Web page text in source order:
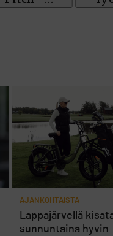
AJANKOHTAISTA
Lappajärvellä
sunnuntaina hyvin